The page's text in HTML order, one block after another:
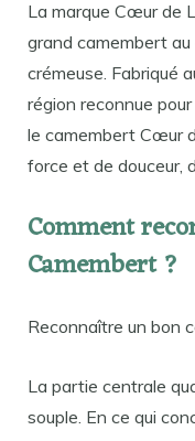
La marque Cœur de
grand camembert
crémeuse. Fabriqué
région reconnue
le camembert Cœur
force et de douceur,
Comment
Camembert ?
Reconnaître un bon
La partie centrale
souple. En ce qui